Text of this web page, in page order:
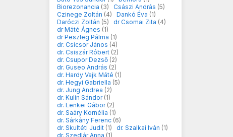
Biorezonancia (3) Császi András (5)
Czinege Zoltán (4) Dankó Éva (1)
Daróczi Zoltán (5) dr Csomai Zita (4)
dr Máté Ágnes (1)
dr Peszleg Pálma (1)
dr. Csicsor János (4)
dr. Csiszár Róbert (2)
dr. Csupor Dezső (2)
dr. Guseo András (2)
dr. Hardy Vajk Máté (1)
dr. Hegyi Gabriella (5)
dr. Jung Andrea (2)
dr. Kulin Sándor (1)
dr. Lenkei Gábor (2)
dr. Saáry Kornélia (1)
dr. Sárkány Ferenc (6)
dr. Skultéti Judit (1) dr. Szalkai Iván (1)
dr. Szedlár Anna (1)